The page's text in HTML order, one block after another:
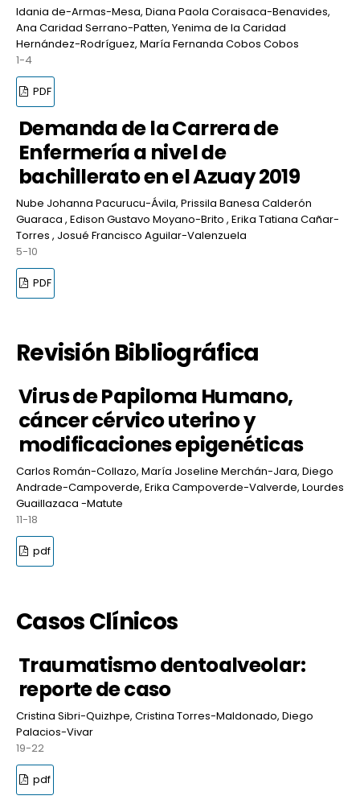
Idania de-Armas-Mesa, Diana Paola Coraisaca-Benavides,
Ana Caridad Serrano-Patten, Yenima de la Caridad
Hernández-Rodríguez, María Fernanda Cobos Cobos
1-4
PDF
Demanda de la Carrera de
Enfermería a nivel de
bachillerato en el Azuay 2019
Nube Johanna Pacurucu-Ávila, Prissila Banesa Calderón
Guaraca , Edison Gustavo Moyano-Brito , Erika Tatiana Cañar-
Torres , Josué Francisco Aguilar-Valenzuela
5-10
PDF
Revisión Bibliográfica
Virus de Papiloma Humano,
cáncer cérvico uterino y
modificaciones epigenéticas
Carlos Román-Collazo, María Joseline Merchán-Jara, Diego
Andrade-Campoverde, Erika Campoverde-Valverde, Lourdes
Guaillazaca -Matute
11-18
pdf
Casos Clínicos
Traumatismo dentoalveolar:
reporte de caso
Cristina Sibri-Quizhpe, Cristina Torres-Maldonado, Diego
Palacios-Vivar
19-22
pdf